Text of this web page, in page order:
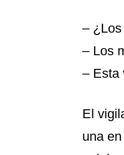
–
– Los
– Esta
El
una